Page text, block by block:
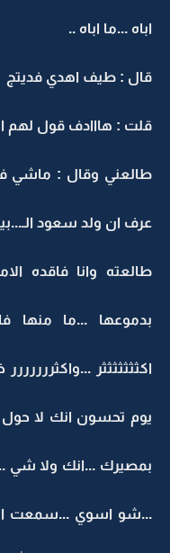
اباه ...ما اباه ..
قال : طيف اهدي فديتج
قلت : هااادف قول لهم
طالعني وقال : ماشي
عرف ان ولد سعود
طالعته وانا فاقده
بدموعها ...ما منها
اكثثثثثثثر ...واكثررررررر
يوم تحسون انك لا حول
بمصيرك ...انك ولا شي
...شو اسوي ...سمعت